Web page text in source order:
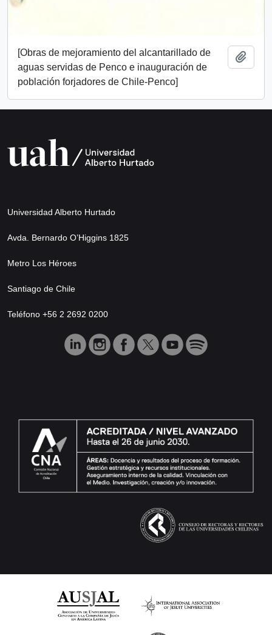
[Obras de mejoramiento del alcantarillado de
aguas servidas de Penco e inauguración de
población forjadores de Chile-Penco]
Universidad Alberto Hurtado
Avda. Bernardo O’Higgins 1825
Metro Los Héroes
Santiago de Chile
Teléfono +56 2 2692 0200